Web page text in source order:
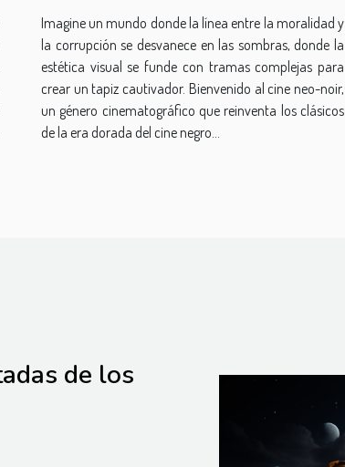
Imagine un mundo donde la línea entre la moralidad y
la corrupción se desvanece en las sombras, donde la
estética visual se funde con tramas complejas para
crear un tapiz cautivador. Bienvenido al cine neo-noir,
un género cinematográfico que reinventa los clásicos
de la era dorada del cine negro...
de los